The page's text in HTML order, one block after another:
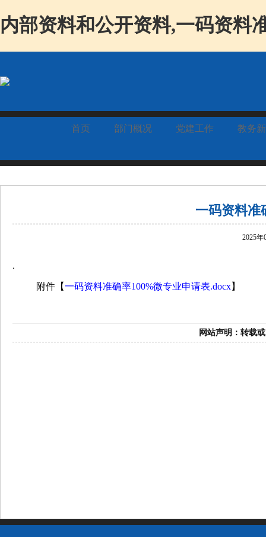
内部资料和公开资料,一码资料
首页 部门概况 党建工作 教务
一码资料准
2025年
.
附件【一码资料准确率100%微专业申请表.docx】
网站声明：转